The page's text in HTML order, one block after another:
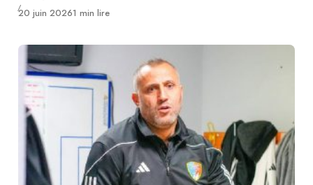
Publié
20 juin 20261 min lire